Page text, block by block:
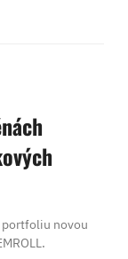
portfoliu novou